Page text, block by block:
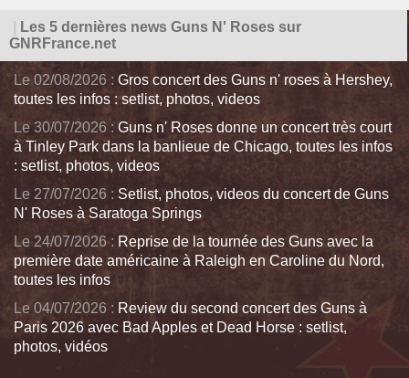
Les 5 dernières news Guns N' Roses sur
GNRFrance.net
Le 02/08/2026 : Gros concert des Guns n' roses à Hershey,
toutes les infos : setlist, photos, videos
Le 30/07/2026 : Guns n' Roses donne un concert très court
à Tinley Park dans la banlieue de Chicago, toutes les infos
: setlist, photos, videos
Le 27/07/2026 : Setlist, photos, videos du concert de Guns
N' Roses à Saratoga Springs
Le 24/07/2026 : Reprise de la tournée des Guns avec la
première date américaine à Raleigh en Caroline du Nord,
toutes les infos
Le 04/07/2026 : Review du second concert des Guns à
Paris 2026 avec Bad Apples et Dead Horse : setlist,
photos, vidéos